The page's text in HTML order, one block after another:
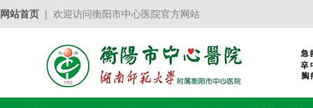
网站首页 | 欢迎访问衡阳市中心医院官方网站